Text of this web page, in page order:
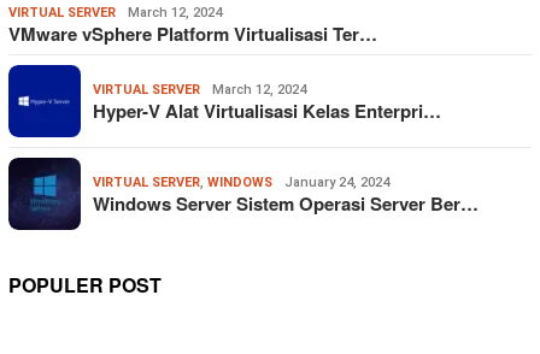
VIRTUAL SERVER March 12, 2024
VMware vSphere Platform Virtualisasi Ter…
VIRTUAL SERVER March 12, 2024
Hyper-V Alat Virtualisasi Kelas Enterpri…
VIRTUAL SERVER, WINDOWS January 24, 2024
Windows Server Sistem Operasi Server Ber…
POPULER POST